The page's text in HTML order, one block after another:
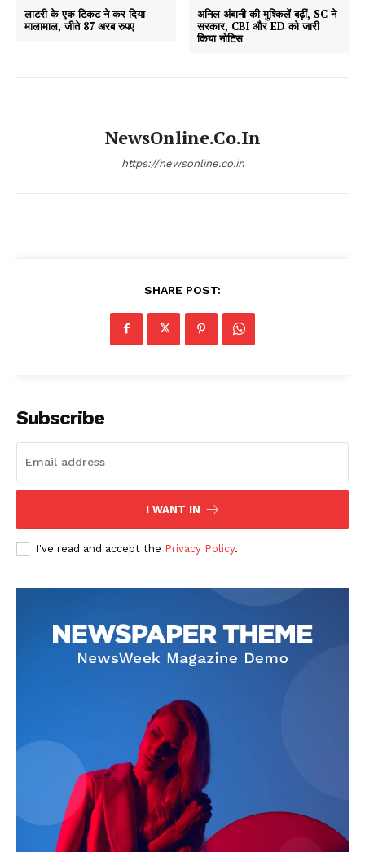
लाटरी के एक टिकट ने कर दिया
मालामाल, जीते 87 अरब रुपए
अनिल अंबानी की मुश्किलें बढ़ीं, SC ने
सरकार, CBI और ED को जारी
किया नोटिस
NewsOnline.co.in
https://newsonline.co.in
SHARE POST:
Subscribe
I WANT IN
I've read and accept the Privacy Policy.